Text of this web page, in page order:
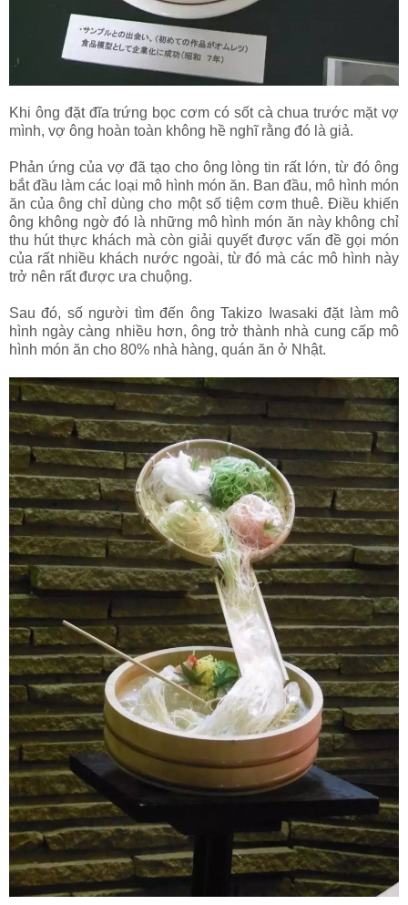
Khi ông đặt đĩa trứng bọc cơm có sốt cà chua trước mặt vợ
mình, vợ ông hoàn toàn không hề nghĩ rằng đó là giả.
Phản ứng của vợ đã tạo cho ông lòng tin rất lớn, từ đó ông
bắt đầu làm các loại mô hình món ăn. Ban đầu, mô hình món
ăn của ông chỉ dùng cho một số tiệm cơm thuê. Điều khiến
ông không ngờ đó là những mô hình món ăn này không chỉ
thu hút thực khách mà còn giải quyết được vấn đề gọi món
của rất nhiều khách nước ngoài, từ đó mà các mô hình này
trở nên rất được ưa chuộng.
Sau đó, số người tìm đến ông Takizo Iwasaki đặt làm mô
hình ngày càng nhiều hơn, ông trở thành nhà cung cấp mô
hình món ăn cho 80% nhà hàng, quán ăn ở Nhật.